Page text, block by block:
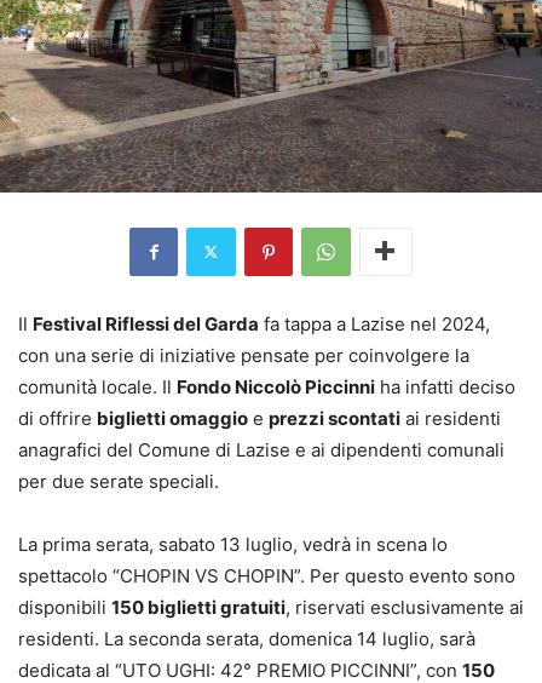
Il Festival Riflessi del Garda fa tappa a Lazise nel 2024,
con una serie di iniziative pensate per coinvolgere la
comunità locale. Il Fondo Niccolò Piccinni ha infatti deciso
di offrire biglietti omaggio e prezzi scontati ai residenti
anagrafici del Comune di Lazise e ai dipendenti comunali
per due serate speciali.
La prima serata, sabato 13 luglio, vedrà in scena lo
spettacolo “CHOPIN VS CHOPIN”. Per questo evento sono
disponibili 150 biglietti gratuiti, riservati esclusivamente ai
residenti. La seconda serata, domenica 14 luglio, sarà
dedicata al “UTO UGHI: 42° PREMIO PICCINNI”, con 150